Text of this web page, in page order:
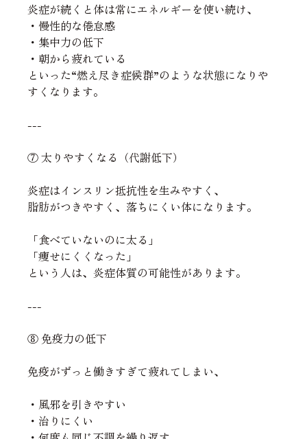
炎症が続くと体は常にエネルギーを使い続け、
・慢性的な倦怠感
・集中力の低下
・朝から疲れている
といった“燃え尽き症候群”のような状態になりや
すくなります。
---
⑦ 太りやすくなる（代謝低下）
炎症はインスリン抵抗性を生みやすく、
脂肪がつきやすく、落ちにくい体になります。
「食べていないのに太る」
「痩せにくくなった」
という人は、炎症体質の可能性があります。
---
⑧ 免疫力の低下
免疫がずっと働きすぎて疲れてしまい、
・風邪を引きやすい
・治りにくい